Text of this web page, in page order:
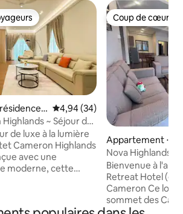
⋅
Évaluation moyenne sur la
4,94 (34)
~ Séjour de
de luxe à la lumière
Cameron Highlands
avec une
moderne, cette
une retraite calme
Coup de cœur
Coup de cœur
Appartement ⋅
Nova Highlands,
montagne
Bienvenue à
Retreat Hotel
Cameron Ce
sommet des
niveau de